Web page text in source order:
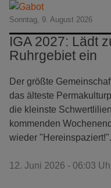
Sonntag, 9. August 2026
IGA 2027: Lädt
Ruhrgebiet ein
Der größte
das älteste
die kleinste
kommenden
wieder "Hereinspaziert!".
12. Juni 2026 - 06:03